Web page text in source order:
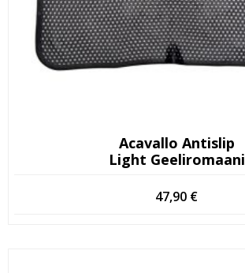
Acavallo Antislip
Light Geeliromaani
47,90 €